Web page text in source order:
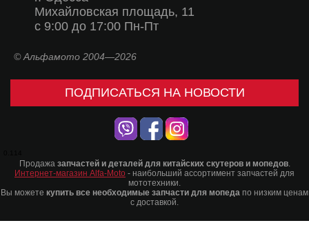
Михайловская площадь, 11
с 9:00 до 17:00 Пн-Пт
© Альфамото 2004—2026
ПОДПИСАТЬСЯ НА НОВОСТИ
Продажа запчастей и деталей для китайских скутеров и мопедов.
Интернет-магазин Alfa-Moto - наибольший ассортимент запчастей для
мототехники.
Вы можете купить все необходимые запчасти для мопеда по низким ценам
с доставкой.